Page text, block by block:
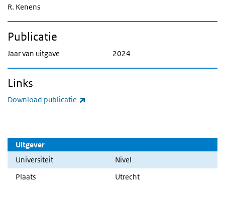
Uitgever
Universiteit
Nivel
Plaats
Utrecht
R. Kenens
Publicatie
Jaar van uitgave 2024
Links
Download publicatie